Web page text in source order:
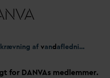
af vandafledningsbidrag på baggrund af et (delvist) estimat af mængden af afledt
for DANVAs medlemmer.